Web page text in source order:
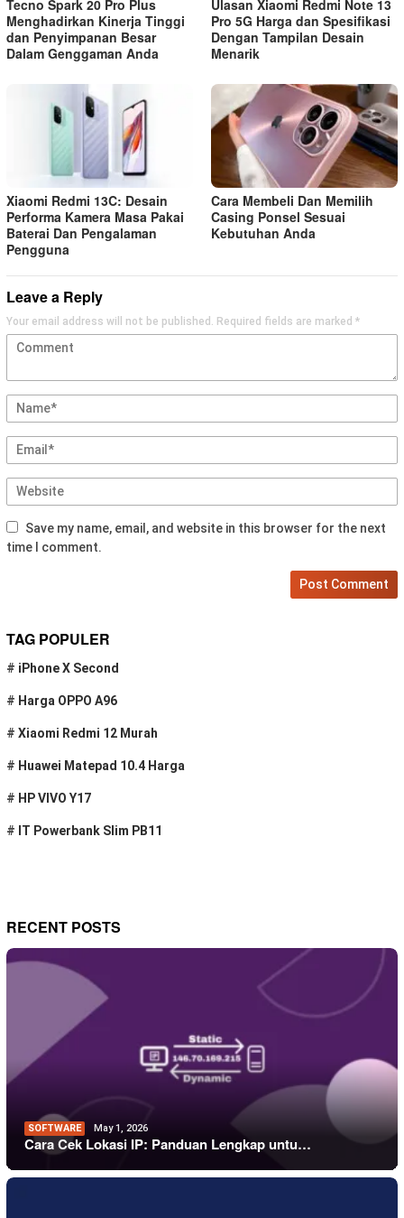
Tecno Spark 20 Pro Plus
Menghadirkan Kinerja Tinggi
dan Penyimpanan Besar
Dalam Genggaman Anda
Ulasan Xiaomi Redmi Note 13
Pro 5G Harga dan Spesifikasi
Dengan Tampilan Desain
Menarik
Xiaomi Redmi 13C: Desain
Performa Kamera Masa Pakai
Baterai Dan Pengalaman
Pengguna
Cara Membeli Dan Memilih
Casing Ponsel Sesuai
Kebutuhan Anda
Leave a Reply
Your email address will not be published. Required fields are marked *
Save my name, email, and website in this browser for the next
time I comment.
TAG POPULER
# iPhone X Second
# Harga OPPO A96
# Xiaomi Redmi 12 Murah
# Huawei Matepad 10.4 Harga
# HP VIVO Y17
# IT Powerbank Slim PB11
RECENT POSTS
SOFTWARE May 1, 2026
Cara Cek Lokasi IP: Panduan Lengkap untu…